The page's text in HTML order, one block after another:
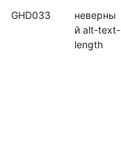
GHD033
неверны
й alt-text-
length